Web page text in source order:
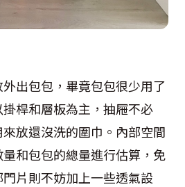
出包包，畢竟包包很少用了
桿和層板為主，抽屜不必
放還沒洗的圍巾。內部空間
和包包的總量進行估算，免
片則不妨加上一些透氣設